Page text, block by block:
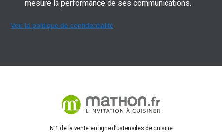
mesure la performance de ses communications.
Voir la politique de confidentialité
N°1 de la vente en ligne d’ustensiles de cuisine